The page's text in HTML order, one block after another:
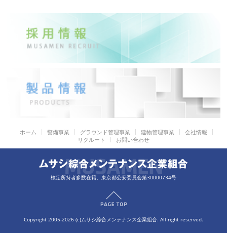
ホーム 警備事業 グラウンド管理事業 建物管理事業
会社情報
リクルート
お問い合わせ
検定所持者多数在籍。東京都公安委員会第30000734号
Copyright 2005-2026 (c)ムサシ綜合メンテナンス企業組合. All right reserved.